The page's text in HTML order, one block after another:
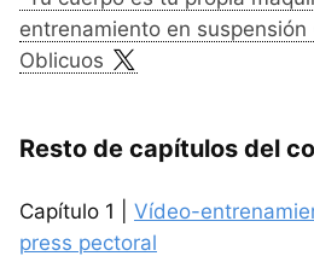
entrenamiento en suspensión
Oblicuos
Resto de capítulos del
Capítulo 1 | Vídeo-
press pectoral